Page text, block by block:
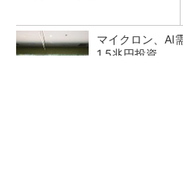
マイクロン、AI
1.5兆円投資